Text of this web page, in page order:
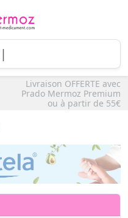
Livraison OFFERTE avec
Prado Mermoz Premium
ou à partir de 55€